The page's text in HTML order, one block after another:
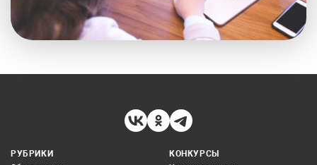
РУБРИКИ
КОНКУРСЫ